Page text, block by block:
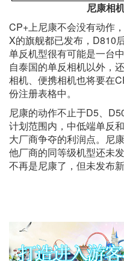
尼康相
CP+上尼康不会没有动作
X的旗舰都已发布，D810
单反机型很有可能是一台
自泰国的单反相机以外，
相机、便携相机也将要在
份注册表格中。
尼康的动作不止于D5、
计划范围内，中低端单反
大厂商争夺的利润点。尼
他厂商的同等级机型还未
不再是尼康了，但未发布